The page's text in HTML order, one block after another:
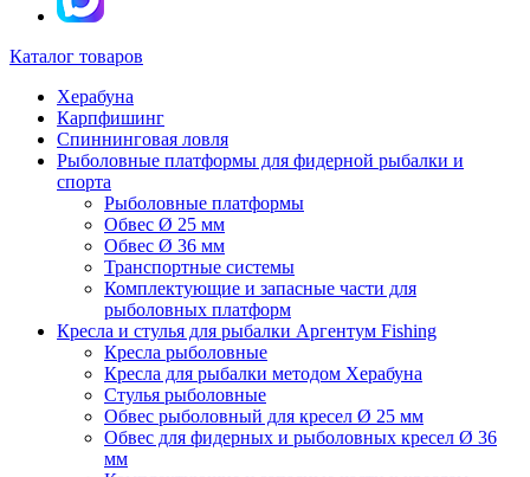
Каталог товаров
Херабуна
Карпфишинг
Спиннинговая ловля
Рыболовные платформы для фидерной рыбалки и
спорта
Рыболовные платформы
Обвес Ø 25 мм
Обвес Ø 36 мм
Транспортные системы
Комплектующие и запасные части для
рыболовных платформ
Кресла и стулья для рыбалки Аргентум Fishing
Кресла рыболовные
Кресла для рыбалки методом Херабуна
Стулья рыболовные
Обвес рыболовный для кресел Ø 25 мм
Обвес для фидерных и рыболовных кресел Ø 36
мм